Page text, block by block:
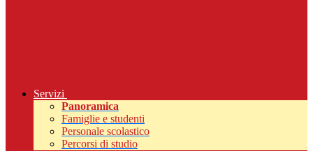
Servizi
Panoramica
Famiglie e studenti
Personale scolastico
Percorsi di studio